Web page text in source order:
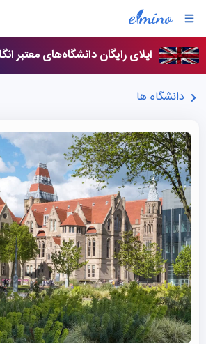
اپلای رایگان دانشگاه‌های معتبر
دانشگاه ها